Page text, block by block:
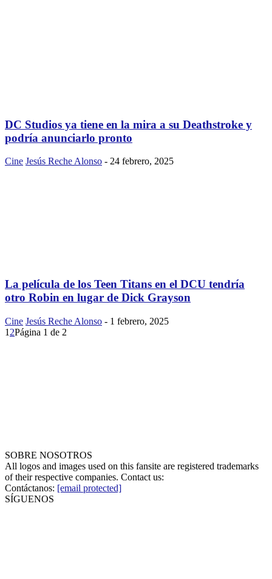
DC Studios ya tiene en la mira a su Deathstroke y
podría anunciarlo pronto
Cine Jesús Reche Alonso - 24 febrero, 2025
La película de los Teen Titans en el DCU tendría
otro Robin en lugar de Dick Grayson
Cine Jesús Reche Alonso - 1 febrero, 2025
1 2Página 1 de 2
SOBRE NOSOTROS
All logos and images used on this fansite are registered trademarks
of their respective companies. Contact us:
Contáctanos: [email protected]
SÍGUENOS